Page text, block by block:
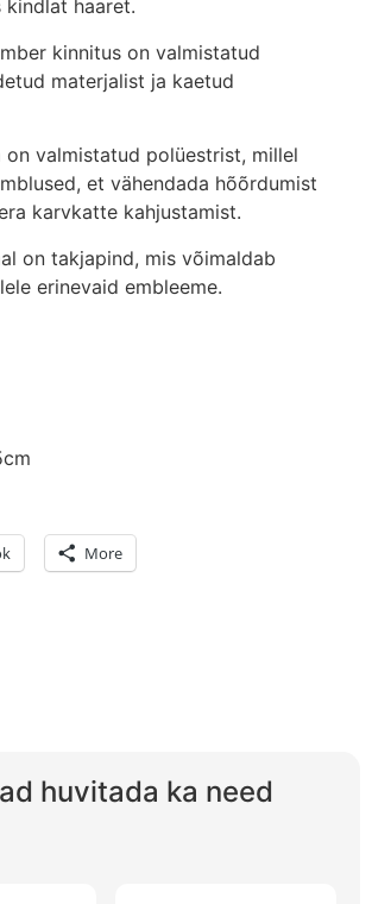
kindlat haaret.
kinnitus on valmistatud
materjalist ja kaetud
on valmistatud polüestrist, millel
et vähendada hõõrdumist
karvkatte kahjustamist.
on takjapind, mis võimaldab
erinevaid embleeme.
More
huvitada ka need